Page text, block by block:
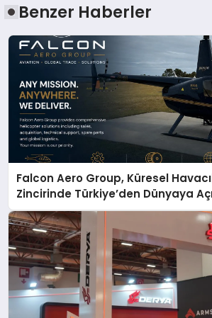
Benzer Haberler
Falcon Aero Group, Küresel
Zincirinde Türkiye’den Dünyaya